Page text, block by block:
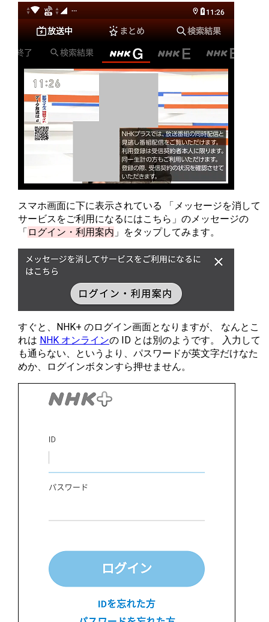
スマホ画面に下に表示されている 「メッセージを消して
サービスをご利用になるにはこちら」のメッセージの
「 ログイン・利用案内 」をタップしてみます。
すぐと、NHK+ のログイン画面となりますが、 なんとこ
れは NHK オンラインの ID とは別のようです。 入力して
も通らない、というより、パスワードが英文字だけなた
めか、ログインボタンすら押せません。